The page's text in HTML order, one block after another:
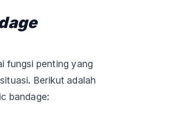
fungsi penting yang
Berikut adalah
bandage: